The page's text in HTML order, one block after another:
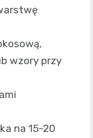
wzory przy
na 15-20